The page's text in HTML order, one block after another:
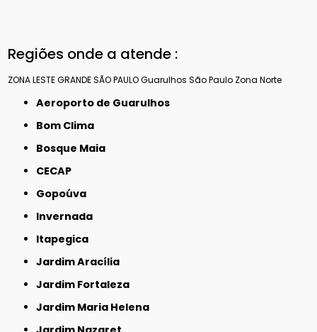
Regiões onde a atende :
ZONA LESTEGRANDE SÃO PAULOGuarulhos São Paulo Zona Norte
Aeroporto de Guarulhos
Bom Clima
Bosque Maia
CECAP
Gopoúva
Invernada
Itapegica
Jardim Aracília
Jardim Fortaleza
Jardim Maria Helena